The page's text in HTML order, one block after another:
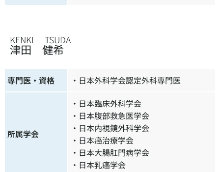
KENKI TSUDA
津田 健希
専門医・資格 ・ 日本外科学会認定外科専門医
所属学会
・日本臨床外科学会
・日本腹部救急医学会
・日本内視鏡外科学会
・日本癌治療学会
・日本大腸肛門病学会
・日本乳癌学会